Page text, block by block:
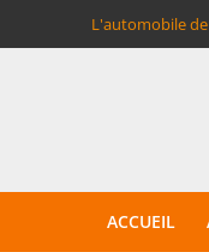
L'automobile
ACCUEIL